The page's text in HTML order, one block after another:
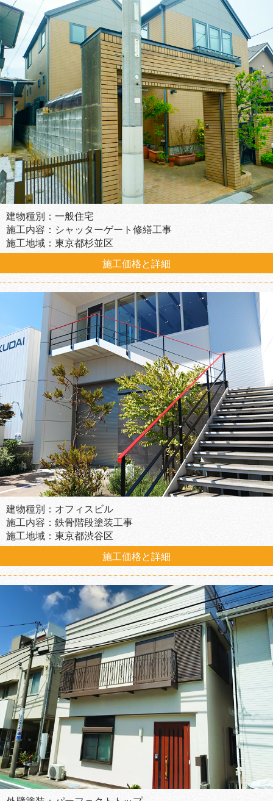
建物種別：一般住宅
施工内容：シャッターゲート修繕工事
施工地域：東京都杉並区
施工価格と詳細
建物種別：オフィスビル
施工内容：鉄骨階段塗装工事
施工地域：東京都渋谷区
施工価格と詳細